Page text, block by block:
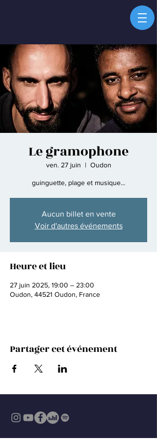
Le gramophone
ven. 27 juin
  |
Oudon
guinguette, plage et musique...
Aucun billet en vente
Voir d'autres événements
Heure et lieu
27 juin 2025, 19:00 – 23:00
Oudon, 44521 Oudon, France
Partager cet événement